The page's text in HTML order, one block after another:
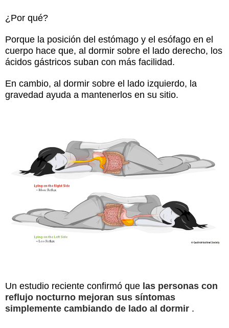
¿Por qué?
Porque la posición del estómago y el esófago en el
cuerpo hace que, al dormir sobre el lado derecho, los
ácidos gástricos suban con más facilidad.
En cambio, al dormir sobre el lado izquierdo, la
gravedad ayuda a mantenerlos en su sitio.
Un estudio reciente confirmó que las personas con
reflujo nocturno mejoran sus síntomas
simplemente cambiando de lado al dormir .